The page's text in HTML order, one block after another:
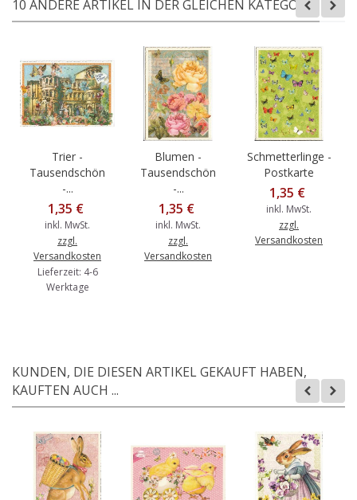
10 ANDERE ARTIKEL IN DER GLEICHEN KATEGORIE:
Trier -
Tausendschön
-...
1,35 €
inkl. MwSt.
zzgl.
Versandkosten
Lieferzeit: 4-6
Werktage
Blumen -
Tausendschön
-...
1,35 €
inkl. MwSt.
zzgl.
Versandkosten
Schmetterlinge -
Postkarte
1,35 €
inkl. MwSt.
zzgl.
Versandkosten
KUNDEN, DIE DIESEN ARTIKEL GEKAUFT HABEN,
KAUFTEN AUCH ...